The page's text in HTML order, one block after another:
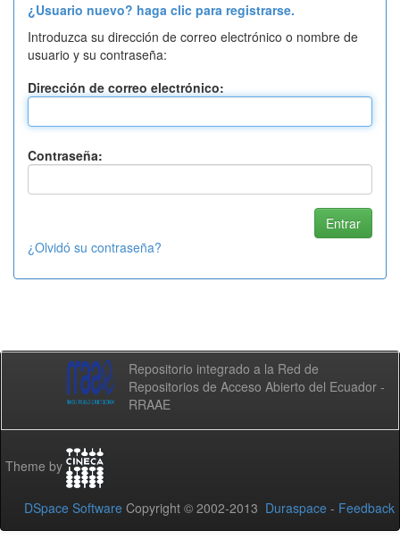
¿Usuario nuevo? haga clic para registrarse.
Introduzca su dirección de correo electrónico o nombre de
usuario y su contraseña:
Dirección de correo electrónico:
Contraseña:
¿Olvidó su contraseña?
Repositorio integrado a la Red de
Repositorios de Acceso Abierto del Ecuador -
RRAAE
Theme by
DSpace Software Copyright © 2002-2013 Duraspace - Feedback